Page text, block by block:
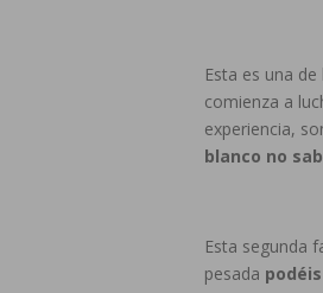
Esta es una
comienza a
experiencia,
blanco no
Esta segunda
pesada